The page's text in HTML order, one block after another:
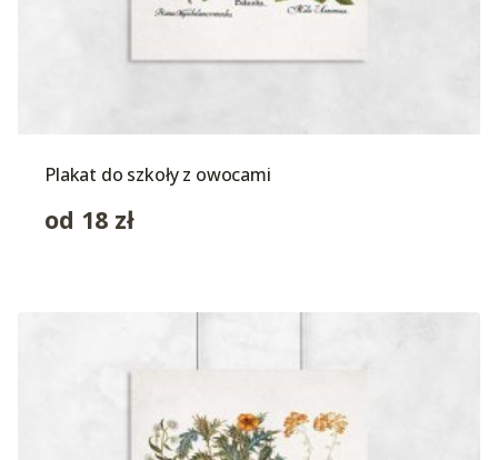
Plakat do szkoły z owocami
od 18 zł